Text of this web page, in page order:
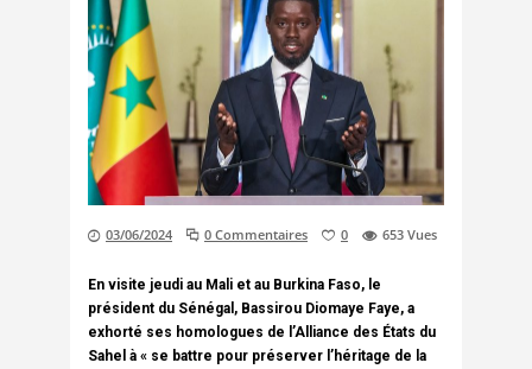
03/06/2024 0 Commentaires 0 653 Vues
En visite jeudi au Mali et au Burkina Faso, le
président du Sénégal, Bassirou Diomaye Faye, a
exhorté ses homologues de l’Alliance des États du
Sahel à « se battre pour préserver l’héritage de la